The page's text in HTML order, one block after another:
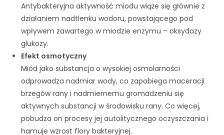
Antybakteryjna aktywność miodu wiąże się głównie z
działaniem nadtlenku wodoru, powstającego pod
wpływem zawartego w miodzie enzymu – oksydazy
glukozy.
Efekt osmotyczny
Miód jako substancja o wysokiej osmolarności
odprowadza nadmiar wody, co zapobiega maceracji
brzegów rany i nadmiernemu gromadzeniu się
aktywnych substancji w środowisku rany. Co więcej,
pobudza on procesy jej autolitycznego oczyszczania i
hamuje wzrost flory bakteryjnej.